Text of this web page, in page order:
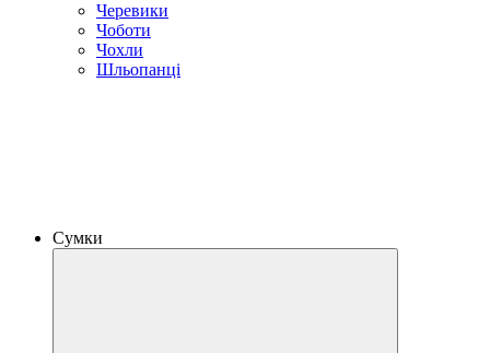
Черевики
Чоботи
Чохли
Шльопанці
Сумки